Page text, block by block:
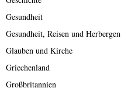
Gesundheit
Gesundheit, Reisen und Herbergen
Glauben und Kirche
Griechenland
Großbritannien